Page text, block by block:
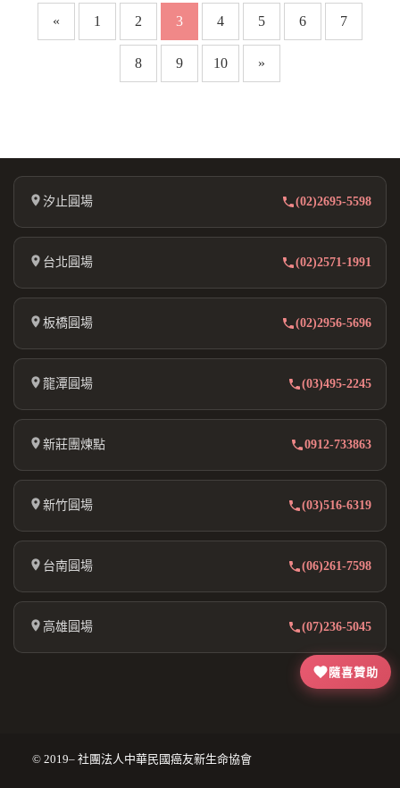
隨喜贊助
« 1 2 3 4 5 6 7
8 9 10 »
汐止圓場 (02)2695-5598
台北圓場 (02)2571-1991
板橋圓場 (02)2956-5696
龍潭圓場 (03)495-2245
新莊團煉點 0912-733863
新竹圓場 (03)516-6319
台南圓場 (06)261-7598
高雄圓場 (07)236-5045
© 2019– 社團法人中華民國癌友新生命協會